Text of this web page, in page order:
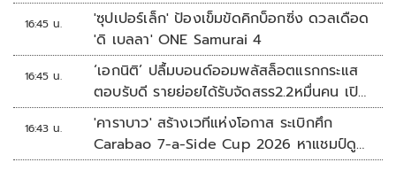
16:45 น.
'ซุปเปอร์เล็ก' ป้องเข็มขัดคิกบ็อกซิ่ง ดวลเดือด
'ดิ เบลลา' ONE Samurai 4
16:45 น.
‘เอกนิติ’ ปลื้มบอนด์ออมพลัสล็อตแรกกระแส
ตอบรับดี รายย่อยได้รับจัดสรร2.2หมื่นคน เปิด
จองรอบใหม่ก.ย.นี้
16:43 น.
'คาราบาว' สร้างเวทีแห่งโอกาส ระเบิกศึก
Carabao 7-a-Side Cup 2026 หาแชมป์ดู
บอลที่เวมบลีย์